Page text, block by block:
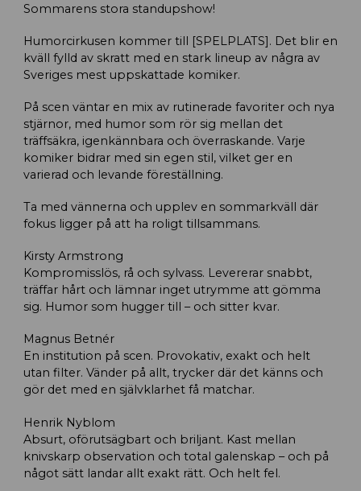
Sommarens stora standupshow!
Humorcirkusen kommer till [SPELPLATS]. Det blir en
kväll fylld av skratt med en stark lineup av några av
Sveriges mest uppskattade komiker.
På scen väntar en mix av rutinerade favoriter och nya
stjärnor, med humor som rör sig mellan det
träffsäkra, igenkännbara och överraskande. Varje
komiker bidrar med sin egen stil, vilket ger en
varierad och levande föreställning.
Ta med vännerna och upplev en sommarkväll där
fokus ligger på att ha roligt tillsammans.
Kirsty Armstrong
Kompromisslös, rå och sylvass. Levererar snabbt,
träffar hårt och lämnar inget utrymme att gömma
sig. Humor som hugger till – och sitter kvar.
Magnus Betnér
En institution på scen. Provokativ, exakt och helt
utan filter. Vänder på allt, trycker där det känns och
gör det med en självklarhet få matchar.
Henrik Nyblom
Absurt, oförutsägbart och briljant. Kast mellan
knivskarp observation och total galenskap – och på
något sätt landar allt exakt rätt. Och helt fel.